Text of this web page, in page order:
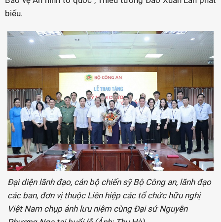
biểu.
Đại diện lãnh đạo, cán bộ chiến sỹ Bộ Công an, lãnh đạo
các ban, đơn vị thuộc Liên hiệp các tổ chức hữu nghị
Việt Nam chụp ảnh lưu niệm cùng Đại sứ Nguyễn